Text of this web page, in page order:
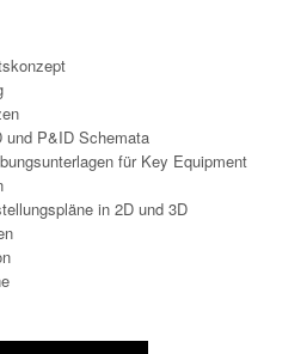
und P&ID Schemata
für Key Equipment
in 2D und 3D